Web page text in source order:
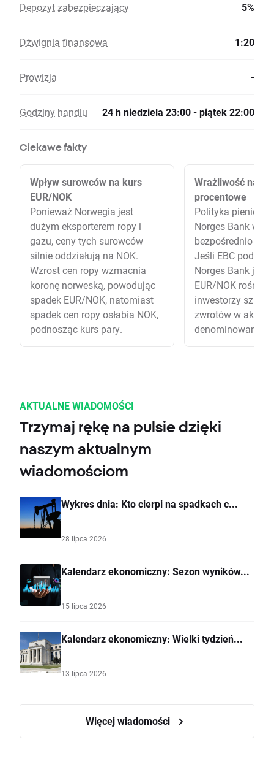
Depozyt zabezpieczający 5%
Dźwignia finansowa 1:20
Prowizja -
Godziny handlu 24 h niedziela 23:00 - piątek 22:00
Ciekawe fakty
Wpływ surowców na kurs
EUR/NOK
Ponieważ Norwegia jest
dużym eksporterem ropy i
gazu, ceny tych surowców
silnie oddziałują na NOK.
Wzrost cen ropy wzmacnia
koronę norweską, powodując
spadek EUR/NOK, natomiast
spadek cen ropy osłabia NOK,
podnosząc kurs pary.
Wrażliwość na
procentowe
Polityka
Norges Bank
bezpośrednio na
Jeśli EBC
Norges Bank je
EUR/NOK rośnie,
inwestorzy
zwrotów w
denominowanych
AKTUALNE WIADOMOŚCI
Trzymaj rękę na pulsie dzięki
naszym aktualnym
wiadomościom
Wykres dnia: Kto cierpi na spadkach c...
28 lipca 2026
Kalendarz ekonomiczny: Sezon wyników...
15 lipca 2026
Kalendarz ekonomiczny: Wielki tydzień...
13 lipca 2026
Więcej wiadomości